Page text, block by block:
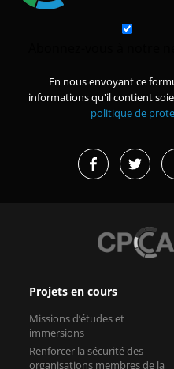
En nous envoyant ce
informations qu'il contient
politique de
Projets en cours
Missions d’études et
immersions
Renforcer la sécurité des
organisations membres de la